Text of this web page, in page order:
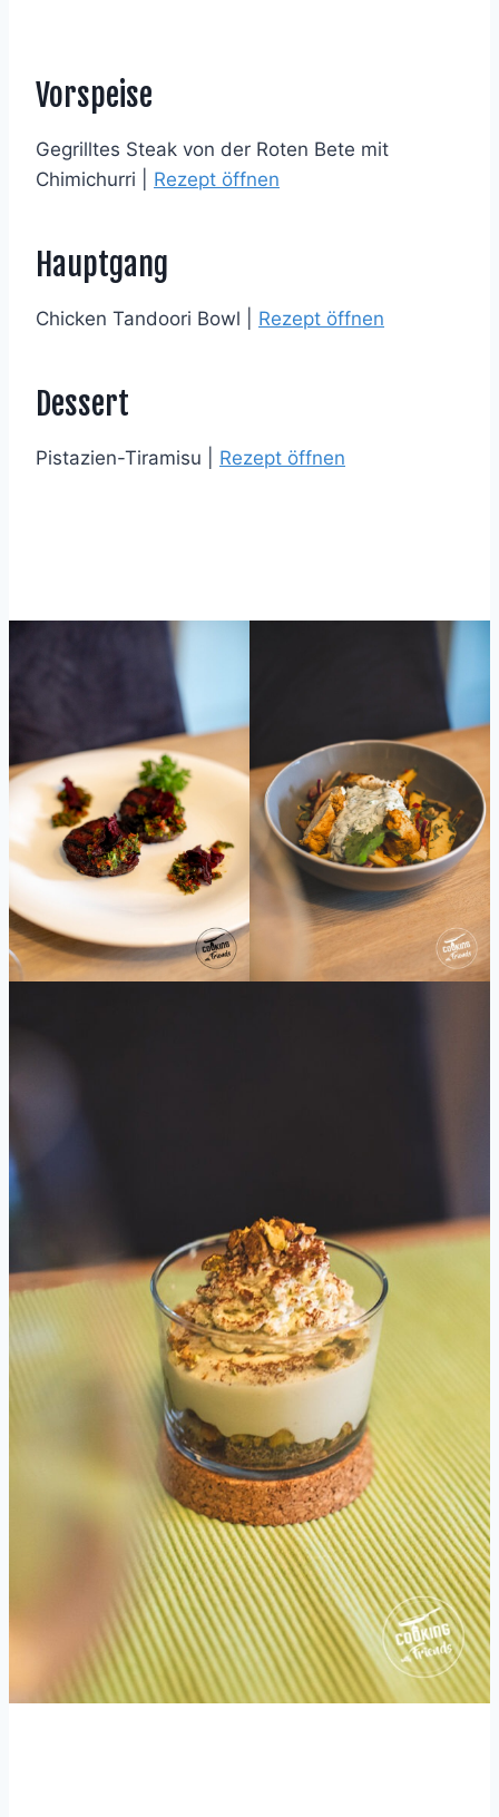
Vorspeise
Gegrilltes Steak von der Roten Bete mit
Chimichurri | Rezept öffnen
Hauptgang
Chicken Tandoori Bowl | Rezept öffnen
Dessert
Pistazien-Tiramisu | Rezept öffnen